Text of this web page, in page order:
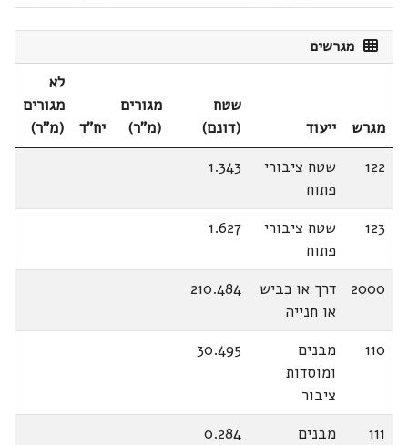
מגרשים
מגרש ייעוד
שטח
(דונם)
מגורים
(מ"ר)
יח"ד
לא
מגורים
(מ"ר)
122
שטח ציבורי
פתוח
1.343
123
שטח ציבורי
פתוח
1.627
2000
דרך או כביש
או חנייה
210.484
110
מבנים
ומוסדות
ציבור
30.495
111
מבנים
0.284